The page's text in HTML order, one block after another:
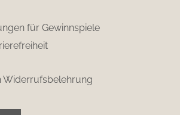
für Gewinnspiele
Widerrufsbelehrung